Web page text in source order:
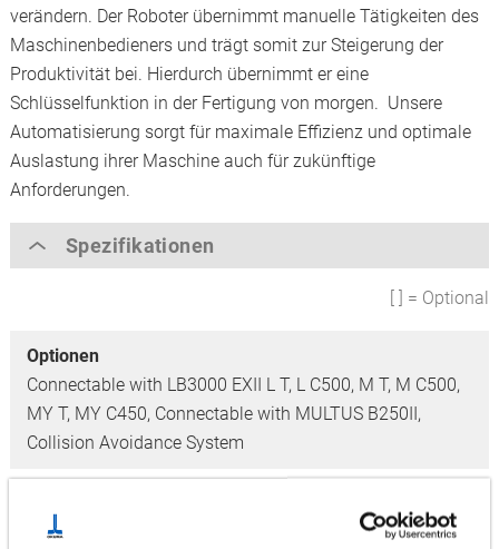
verändern. Der Roboter übernimmt manuelle Tätigkeiten des
Maschinenbedieners und trägt somit zur Steigerung der
Produktivität bei. Hierdurch übernimmt er eine
Schlüsselfunktion in der Fertigung von morgen. Unsere
Automatisierung sorgt für maximale Effizienz und optimale
Auslastung ihrer Maschine auch für zukünftige
Anforderungen.
Spezifikationen
[ ] = Optional
Optionen
Connectable with LB3000 EXII L T, L C500, M T, M C500,
MY T, MY C450, Connectable with MULTUS B250II,
Collision Avoidance System
4 Achsen (J1, J2, J3, J4)